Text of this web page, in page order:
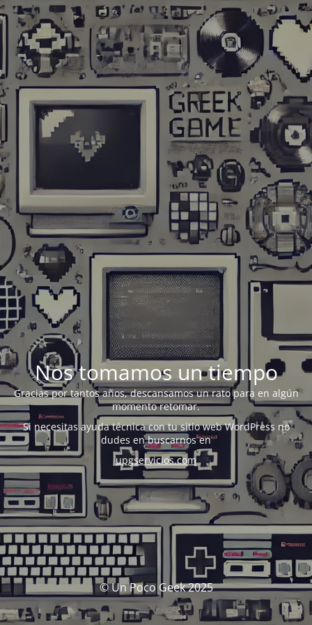
Nos tomamos un tiempo
Gracias por tantos años, descansamos un rato para en algún
momento retomar.
Si necesitas ayuda técnica con tu sitio web WordPress no
dudes en buscarnos en
upgservicios.com
© Un Poco Geek 2025